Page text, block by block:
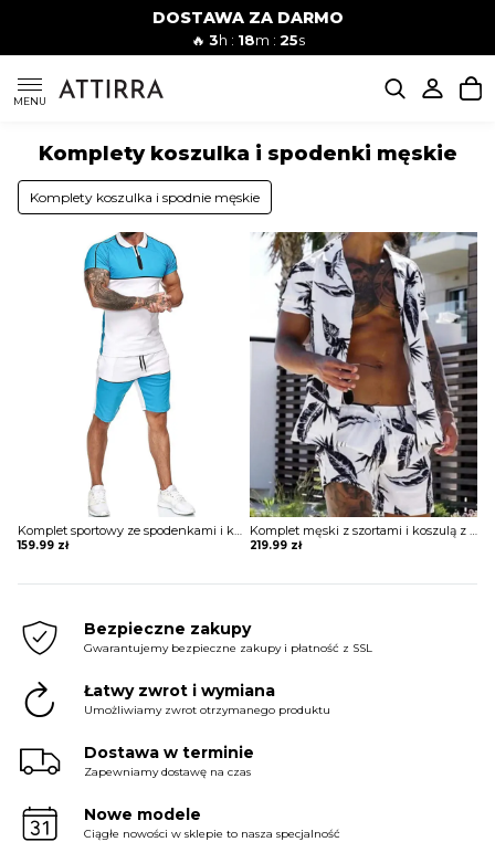
DOSTAWA ZA DARMO
🔥 3h : 18m : 25s
MENU
Mężczyźni
KOSZULKI
DÓŁ MĘSKIE
OKRYCIA WIERZCHNIE
KOMBINEZONY
OBUWIE
Komplety koszulka i spodenki męskie
Komplety koszulka i spodnie męskie
159.99 zł 219.99 zł
Bezpieczne zakupy
Gwarantujemy bezpieczne zakupy i płatność z SSL
Łatwy zwrot i wymiana
Umożliwiamy zwrot otrzymanego produktu
Dostawa w terminie
Zapewniamy dostawę na czas
Nowe modele
Ciągłe nowości w sklepie to nasza specjalność